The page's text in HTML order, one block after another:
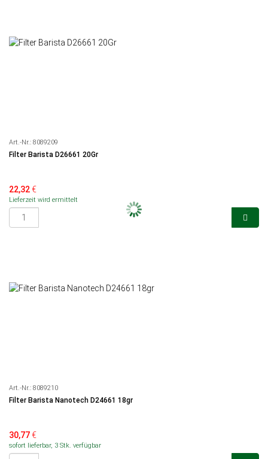
Art.-Nr.: 8089209
Filter Barista D26661 20Gr
22,32€
Lieferzeit wird ermittelt
Art.-Nr.: 8089210
Filter Barista Nanotech D24661 18gr
30,77€
sofort lieferbar, 3 Stk. verfügbar